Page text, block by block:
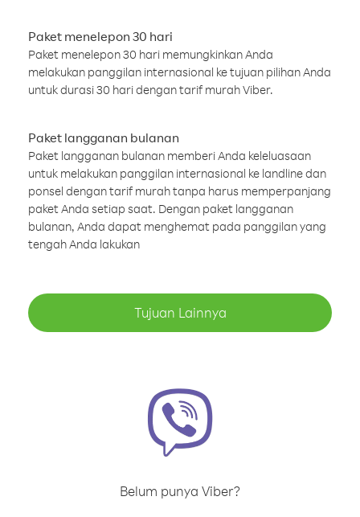
Paket menelepon 30 hari
Paket menelepon 30 hari memungkinkan Anda
melakukan panggilan internasional ke tujuan pilihan Anda
untuk durasi 30 hari dengan tarif murah Viber.
Paket langganan bulanan
Paket langganan bulanan memberi Anda keleluasaan
untuk melakukan panggilan internasional ke landline dan
ponsel dengan tarif murah tanpa harus memperpanjang
paket Anda setiap saat. Dengan paket langganan
bulanan, Anda dapat menghemat pada panggilan yang
tengah Anda lakukan
Tujuan Lainnya
Belum punya Viber?